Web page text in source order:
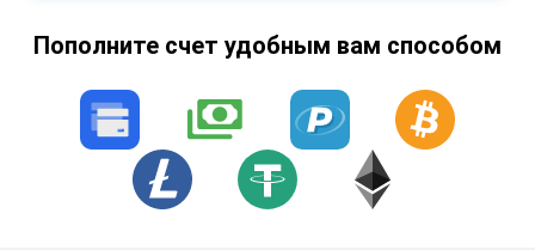
Пополните счет удобным вам способом